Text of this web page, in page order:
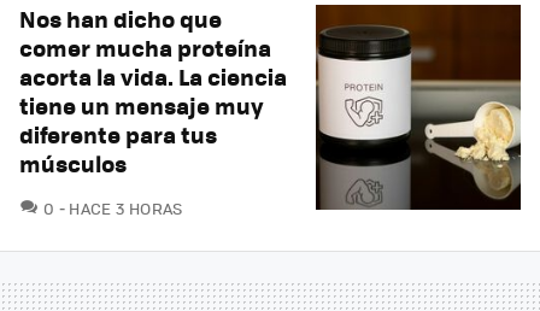
Nos han dicho que
comer mucha proteína
acorta la vida. La ciencia
tiene un mensaje muy
diferente para tus
músculos
0 COMENTARIOS
HACE 3 HORAS